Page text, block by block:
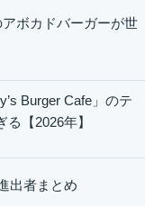
ボカドバーガーが世
Burger Cafe」のテ
【2026年】
出者まとめ